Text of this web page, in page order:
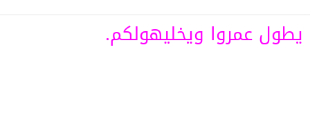
يطول عمروا ويخليهولكم.